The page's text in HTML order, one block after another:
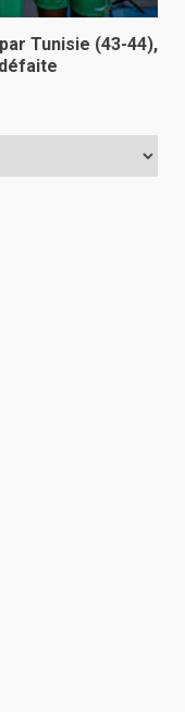
Tunisie (43-44),